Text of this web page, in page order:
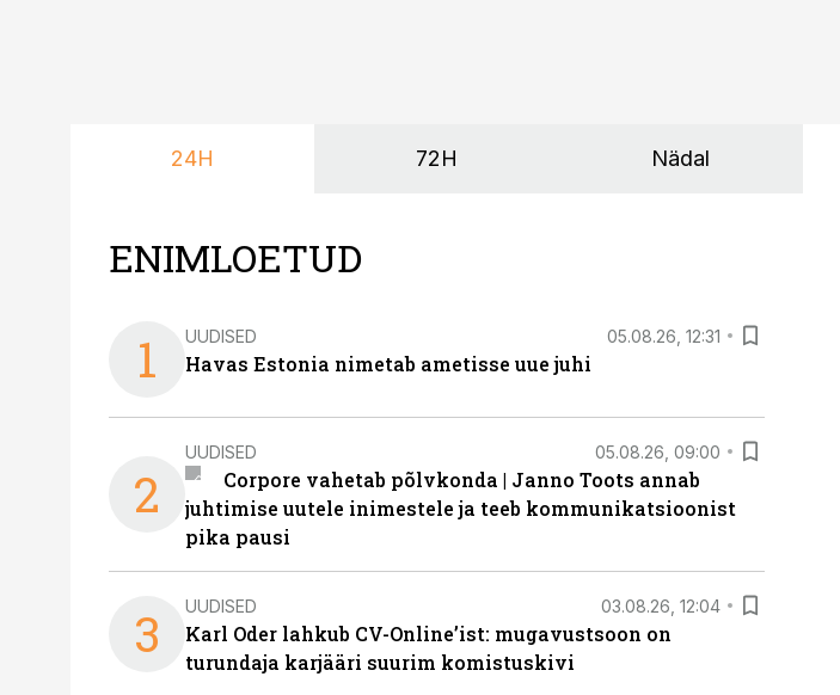
24H 72H Nädal
ENIMLOETUD
1 UUDISED 05.08.26, 12:31
Havas Estonia nimetab ametisse uue juhi
2
UUDISED 05.08.26, 09:00
Corpore vahetab põlvkonda | Janno Toots annab
juhtimise uutele inimestele ja teeb kommunikatsioonist
pika pausi
3 UUDISED 03.08.26, 12:04
Karl Oder lahkub CV-Online’ist: mugavustsoon on
turundaja karjääri suurim komistuskivi